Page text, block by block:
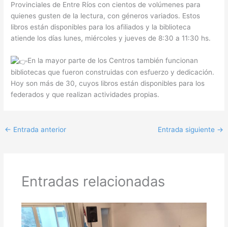
Provinciales de Entre Ríos con cientos de volúmenes para
quienes gusten de la lectura, con géneros variados. Estos
libros están disponibles para los afiliados y la biblioteca
atiende los días lunes, miércoles y jueves de 8:30 a 11:30 hs.
En la mayor parte de los Centrostambién funcionan
bibliotecas que fueron construidas con esfuerzo y dedicación.
Hoy son más de 30, cuyos libros están disponibles para los
federados y que realizan actividades propias.
← Entrada anterior Entrada siguiente →
Entradas relacionadas